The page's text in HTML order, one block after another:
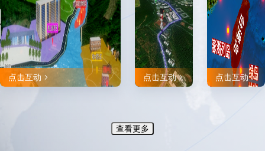
点击互动 点击互动 点击互动
查看更多